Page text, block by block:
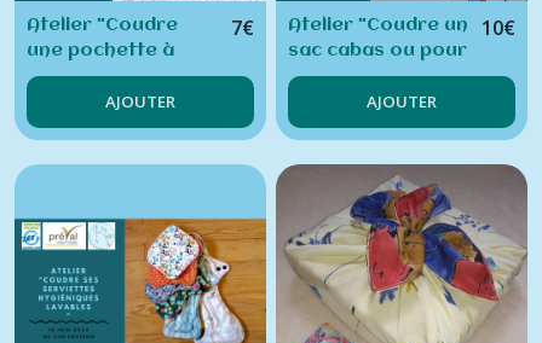
Atelier "Coudre
une pochette à
savon"
7€
AJOUTER
Atelier "Coudre un
sac cabas ou pour
transporter sa
machine à
coudre"
10€
AJOUTER
résultats